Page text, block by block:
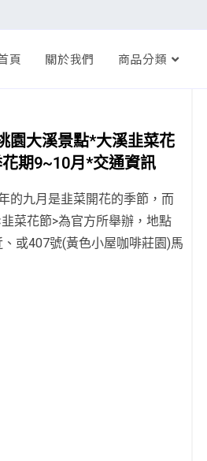
頁 關於我們 商品分類
園大溪景點*大溪韭菜花
期9~10月*交通資訊
的九月是韭菜開花的季節，而
菜花節>為官方所舉辦，地點
或407號(黃色小屋咖啡莊園)馬